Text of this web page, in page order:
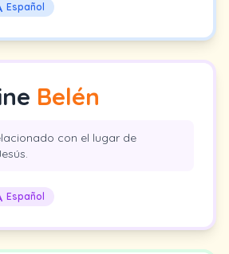
Español
Belén
con el lugar de
Español